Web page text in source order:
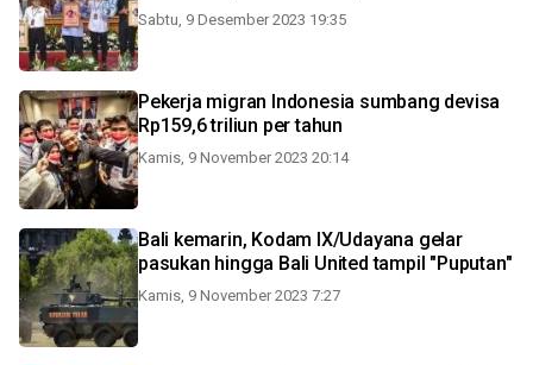
Sabtu, 9 Desember 2023 19:35
Pekerja migran Indonesia sumbang devisa
Rp159,6 triliun per tahun
Kamis, 9 November 2023 20:14
Bali kemarin, Kodam IX/Udayana gelar
pasukan hingga Bali United tampil "Puputan"
Kamis, 9 November 2023 7:27